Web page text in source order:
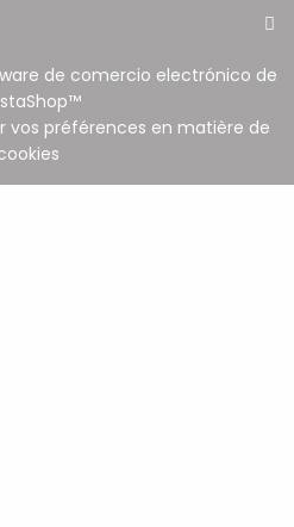
de comercio electrónico de
vos préférences en matière de